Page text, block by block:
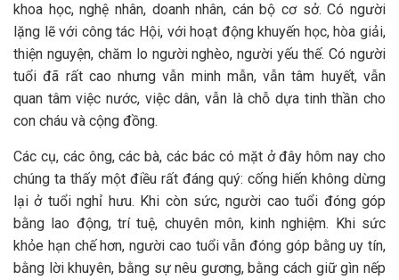
khoa học, nghệ nhân, doanh nhân, cán bộ cơ sở. Có người
lặng lẽ với công tác Hội, với hoạt động khuyến học, hòa giải,
thiện nguyện, chăm lo người nghèo, người yếu thế. Có người
tuổi đã rất cao nhưng vẫn minh mẫn, vẫn tâm huyết, vẫn
quan tâm việc nước, việc dân, vẫn là chỗ dựa tinh thần cho
con cháu và cộng đồng.
Các cụ, các ông, các bà, các bác có mặt ở đây hôm nay cho
chúng ta thấy một điều rất đáng quý: cống hiến không dừng
lại ở tuổi nghỉ hưu. Khi còn sức, người cao tuổi đóng góp
bằng lao động, trí tuệ, chuyên môn, kinh nghiệm. Khi sức
khỏe hạn chế hơn, người cao tuổi vẫn đóng góp bằng uy tín,
bằng lời khuyên, bằng sự nêu gương, bằng cách giữ gìn nếp